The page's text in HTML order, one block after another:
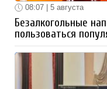
08:07 | 5 августа
Безалкогольные
пользоваться